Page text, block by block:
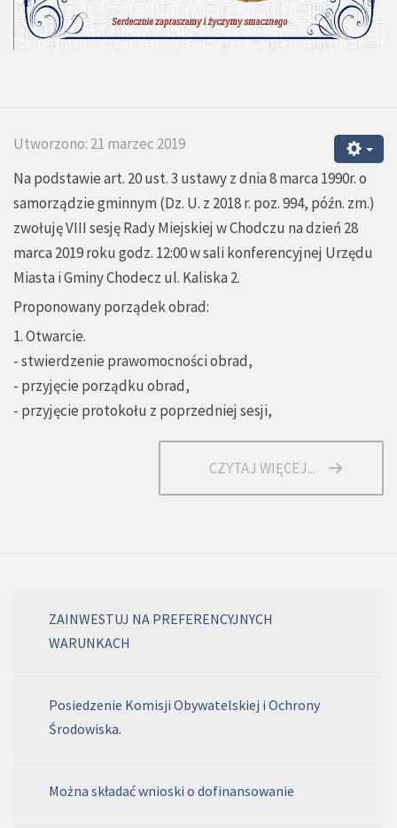
Utworzono: 21 marzec 2019
Na podstawie art. 20 ust. 3 ustawy z dnia 8 marca 1990r. o
samorządzie gminnym (Dz. U. z 2018 r. poz. 994, późn. zm.)
zwołuję VIII sesję Rady Miejskiej w Chodczu na dzień 28
marca 2019 roku godz. 12:00 w sali konferencyjnej Urzędu
Miasta i Gminy Chodecz ul. Kaliska 2.
Proponowany porządek obrad:
1. Otwarcie.
- stwierdzenie prawomocności obrad,
- przyjęcie porządku obrad,
- przyjęcie protokołu z poprzedniej sesji,
CZYTAJ WIĘCEJ...
ZAINWESTUJ NA PREFERENCYJNYCH
WARUNKACH
Posiedzenie Komisji Obywatelskiej i Ochrony
Środowiska.
Można składać wnioski o dofinansowanie